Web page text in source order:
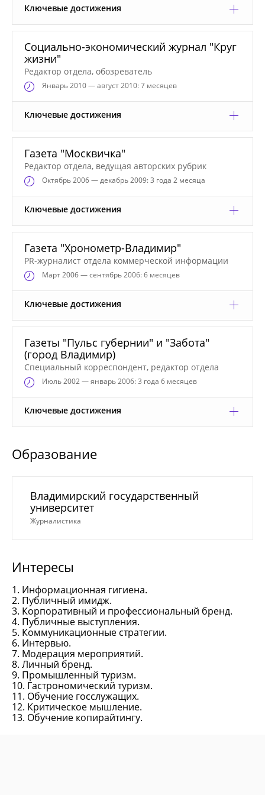
Ключевые достижения
Социально-экономический журнал "Круг
жизни"
Редактор отдела, обозреватель
Январь2010 — август 2010: 7 месяцев
Ключевые достижения
Газета "Москвичка"
Редактор отдела, ведущая авторских рубрик
Октябрь2006 — декабрь 2009: 3 года 2 месяца
Ключевые достижения
Газета "Хронометр-Владимир"
PR-журналист отдела коммерческой информации
Март2006 — сентябрь 2006: 6 месяцев
Ключевые достижения
Газеты "Пульс губернии" и "Забота"
(город Владимир)
Специальный корреспондент, редактор отдела
Июль2002 — январь 2006: 3 года 6 месяцев
Ключевые достижения
Образование
Владимирский государственный
университет
Журналистика
Интересы
1. Информационная гигиена.
2. Публичный имидж.
3. Корпоративный и профессиональный бренд.
4. Публичные выступления.
5. Коммуникационные стратегии.
6. Интервью.
7. Модерация мероприятий.
8. Личный бренд.
9. Промышленный туризм.
10. Гастрономический туризм.
11. Обучение госслужащих.
12. Критическое мышление.
13. Обучение копирайтингу.